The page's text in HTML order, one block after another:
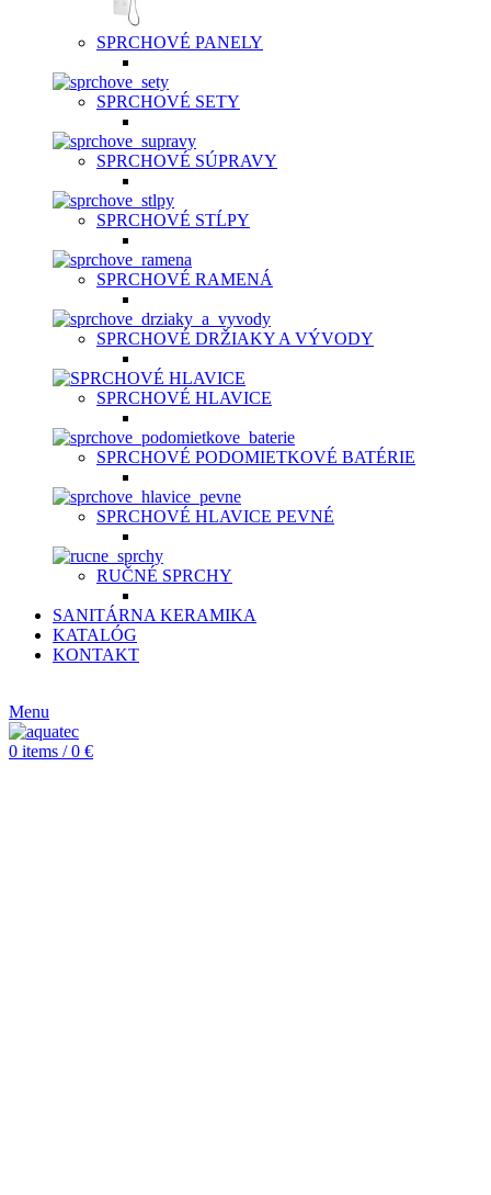
SPRCHOVÉ PANELY
SPRCHOVÉ SETY
SPRCHOVÉ SÚPRAVY
SPRCHOVÉ STĹPY
SPRCHOVÉ RAMENÁ
SPRCHOVÉ DRŽIAKY A VÝVODY
SPRCHOVÉ HLAVICE
SPRCHOVÉ PODOMIETKOVÉ BATÉRIE
SPRCHOVÉ HLAVICE PEVNÉ
RUČNÉ SPRCHY
SANITÁRNA KERAMIKA
KATALÓG
KONTAKT
Menu
0 items / 0 €